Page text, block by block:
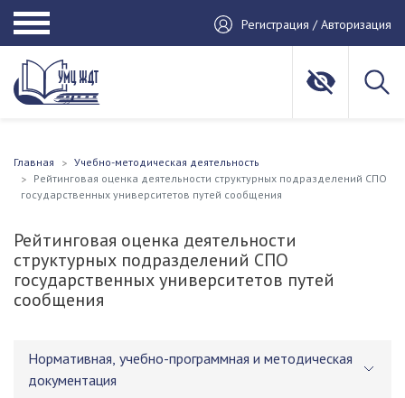
Регистрация / Авторизация
Главная
Учебно-методическая деятельность
Рейтинговая оценка деятельности структурных подразделений СПО
государственных университетов путей сообщения
Рейтинговая оценка деятельности
структурных подразделений СПО
государственных университетов путей
сообщения
Нормативная, учебно-программная и методическая
документация